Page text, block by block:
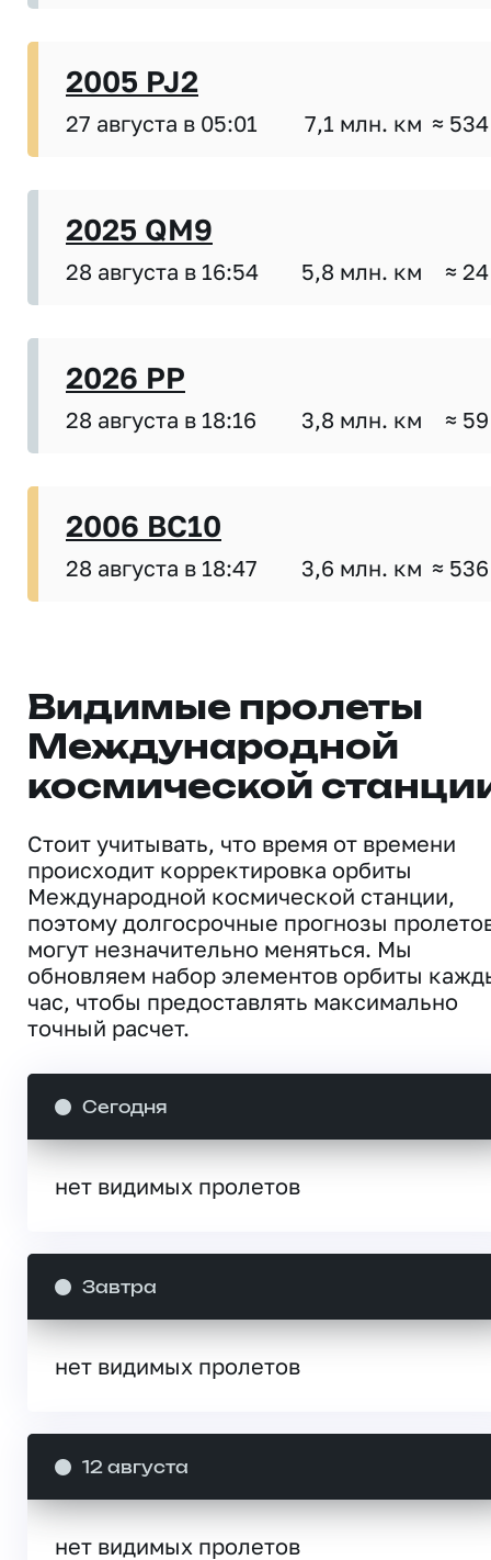
2005 PJ2
27 августа в 05:01 7,1 млн. км ≈
2025 QM9
28 августа в 16:54 5,8 млн. км ≈
2026 PP
28 августа в 18:16 3,8 млн. км ≈
2006 BC10
28 августа в 18:47 3,6 млн. км ≈
Видимые пролеты
Международной
космической
Стоит учитывать, что время от времени
происходит корректировка орбиты
Международной космической станции,
поэтому долгосрочные прогнозы
могут незначительно меняться. Мы
обновляем набор элементов орбиты
час, чтобы предоставлять максимально
точный расчет.
Сегодня
нет видимых пролетов
Завтра
нет видимых пролетов
12 августа
нет видимых пролетов